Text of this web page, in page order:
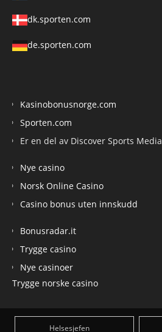
dk.sporten.com
de.sporten.com
Kasinobonusnorge.com
Sporten.com
Er en del av Discover Sports Media
Nye casino
Norsk Online Casino
Casino bonus uten innskudd
Bonusradar.it
Trygge casino
Nye casinoer
Trygge norske casino
Helsesjefen